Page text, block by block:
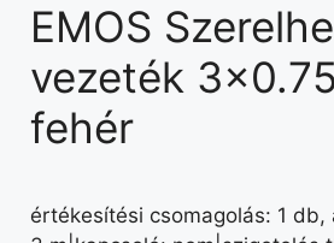
EMOS
vezeték
fehér
értékesítési csomagolás: 1